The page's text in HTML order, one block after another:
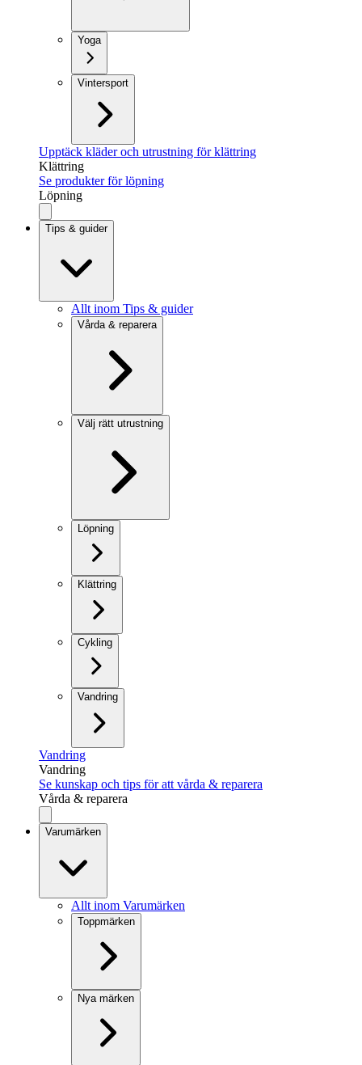
Yoga
Vintersport
Upptäck kläder och utrustning för klättring
Klättring
Se produkter för löpning
Löpning
Tips & guider
Allt inom Tips & guider
Vårda & reparera
Välj rätt utrustning
Löpning
Klättring
Cykling
Vandring
Vandring
Vandring
Se kunskap och tips för att vårda & reparera
Vårda & reparera
Varumärken
Allt inom Varumärken
Toppmärken
Nya märken